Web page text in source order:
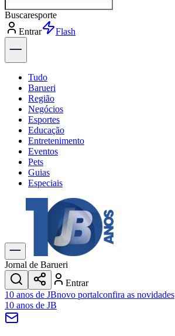
Buscarpol
Entrar
Explorar
Tudo
Barueri
Região
Negócios
Esportes
Educação
Entretenimento
Eventos
Pets
Guias
Especiais
Explore Tudo
Últimas Notícias
Previsão do Tempo
Trânsito e Rotas
Dia a Dia & Lazer
Transportes
Gastronomia
Cinema & Shows
JogosNovo
Para Sua Empresa
Jornal de Barueri
Entrar
10 anos de JBnovo portalconfira as novidades
10 anos de JB